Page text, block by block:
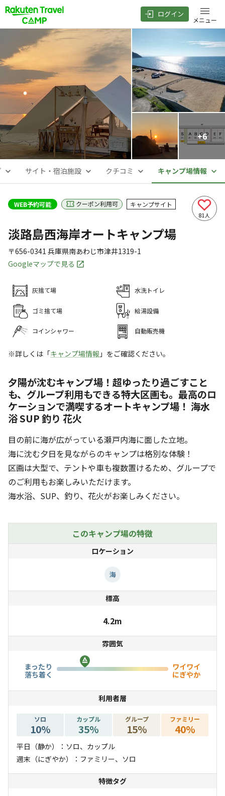
ログイン
メニュー
+6
サイト・宿泊施設 クチコミ キャンプ場情報
WEB予約可能 クーポン利用可 キャンプサイト
81人
淡路島西海岸オートキャンプ場
〒656-0341 兵庫県南あわじ市津井1319-1
Googleマップで見る
灰捨て場 水洗トイレ
ゴミ捨て場 給湯設備
コインシャワー 自動販売機
※詳しくは「キャンプ場情報 」をご確認ください。
夕陽が沈むキャンプ場！超ゆったり過ごすこと
も、グループ利用もできる特大区画も。最高のロ
ケーションで満喫するオートキャンプ場！ 海水
浴 SUP 釣り 花火
目の前に海が広がっている瀬戸内海に面した立地。
海に沈む夕日を見ながらのキャンプは格別な体験！
区画は大型で、テントや車も複数置けるため、グループで
のご利用もお楽しみいただけます。
海水浴、SUP、釣り、花火がお楽しみください。
このキャンプ場の特徴
ロケーション
海
標高
4.2m
雰囲気
まったり
落ち着く
ワイワイ
にぎやか
利用者層
ソロ
10%
カップル
35%
グループ
15%
ファミリー
40%
平日（静か）：ソロ、カップル
週末（にぎやか）：ファミリー、ソロ
特徴タグ